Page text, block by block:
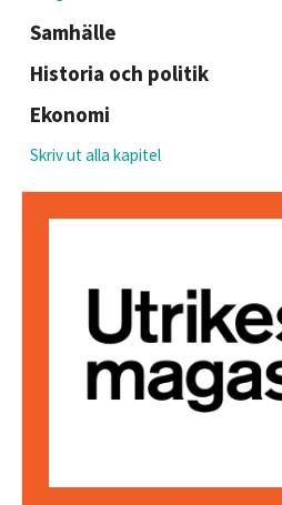
Samhälle
Historia och politik
Ekonomi
Skriv ut alla kapitel